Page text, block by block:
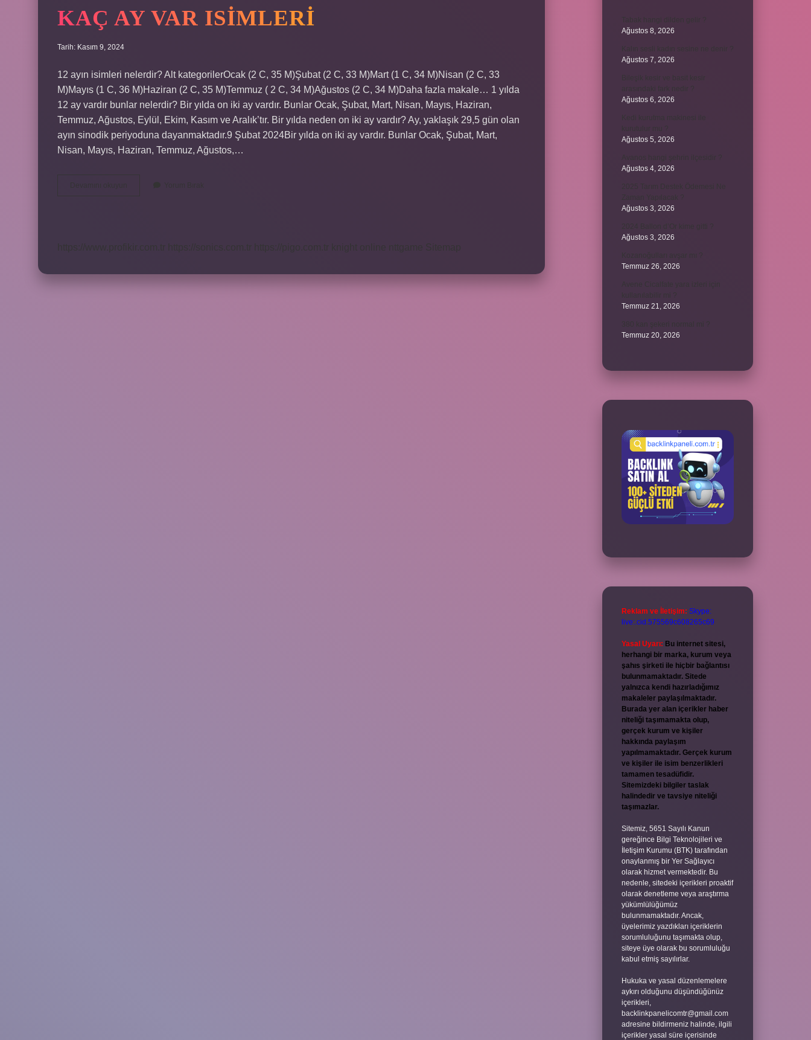
KAÇ AY VAR ISIMLERI
Tarih: Kasım 9, 2024
12 ayın isimleri nelerdir? Alt kategorilerOcak (2 C, 35 M)Şubat (2 C, 33 M)Mart (1 C, 34 M)Nisan (2 C, 33
M)Mayıs (1 C, 36 M)Haziran (2 C, 35 M)Temmuz ( 2 C, 34 M)Ağustos (2 C, 34 M)Daha fazla makale… 1 yılda
12 ay vardır bunlar nelerdir? Bir yılda on iki ay vardır. Bunlar Ocak, Şubat, Mart, Nisan, Mayıs, Haziran,
Temmuz, Ağustos, Eylül, Ekim, Kasım ve Aralık’tır. Bir yılda neden on iki ay vardır? Ay, yaklaşık 29,5 gün olan
ayın sinodik periyoduna dayanmaktadır.9 Şubat 2024Bir yılda on iki ay vardır. Bunlar Ocak, Şubat, Mart,
Nisan, Mayıs, Haziran, Temmuz, Ağustos,…
Ağustos 8, 2026
Ağustos 7, 2026
Ağustos 6, 2026
Ağustos 5, 2026
Ağustos 4, 2026
Ağustos 3, 2026
Ağustos 3, 2026
Temmuz 26, 2026
Temmuz 21, 2026
Temmuz 20, 2026
Reklam ve İletişim: Skype:
live:.cid.575569c608265c69
Yasal Uyarı: Bu internet sitesi,
herhangi bir marka, kurum veya
şahıs şirketi ile hiçbir bağlantısı
bulunmamaktadır. Sitede
yalnızca kendi hazırladığımız
makaleler paylaşılmaktadır.
Burada yer alan içerikler haber
niteliği taşımamakta olup,
gerçek kurum ve kişiler
hakkında paylaşım
yapılmamaktadır. Gerçek kurum
ve kişiler ile isim benzerlikleri
tamamen tesadüfidir.
Sitemizdeki bilgiler taslak
halindedir ve tavsiye niteliği
taşımazlar.
Sitemiz, 5651 Sayılı Kanun
gereğince Bilgi Teknolojileri ve
İletişim Kurumu (BTK) tarafından
onaylanmış bir Yer Sağlayıcı
olarak hizmet vermektedir. Bu
nedenle, sitedeki içerikleri proaktif
olarak denetleme veya araştırma
yükümlülüğümüz
bulunmamaktadır. Ancak,
üyelerimiz yazdıkları içeriklerin
sorumluluğunu taşımakta olup,
siteye üye olarak bu sorumluluğu
kabul etmiş sayılırlar.
Hukuka ve yasal düzenlemelere
aykırı olduğunu düşündüğünüz
içerikleri,
backlinkpanelicomtr@gmail.com
adresine bildirmeniz halinde, ilgili
içerikler yasal süre içerisinde